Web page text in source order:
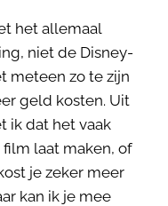
het allemaal
niet de Disney-
meteen zo te zijn
geld kosten. Uit
ik dat het vaak
film laat maken, of
je zeker meer
kan ik je mee